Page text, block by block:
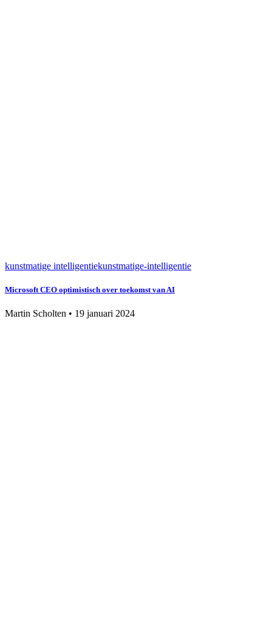
kunstmatige intelligentiekunstmatige-intelligentie
Microsoft CEO optimistisch over toekomst van AI
Martin Scholten • 19 januari 2024